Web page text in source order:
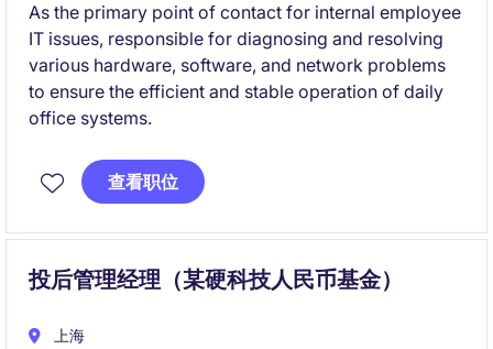
As the primary point of contact for internal employee
IT issues, responsible for diagnosing and resolving
various hardware, software, and network problems
to ensure the efficient and stable operation of daily
office systems.
查看职位
投后管理经理（某硬科技人民币基金）
上海